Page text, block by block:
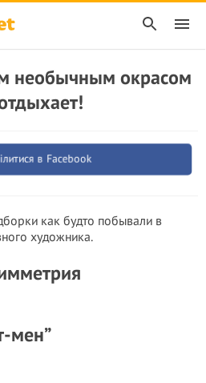
необычным окрасом
в Facebook
как будто побывали в
художника.
мен”